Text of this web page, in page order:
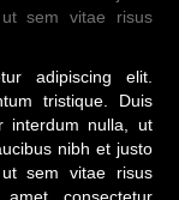
sem vitae risus
adipiscing elit.
tristique. Duis
interdum nulla, ut
nibh et justo
sem vitae risus
consectetur